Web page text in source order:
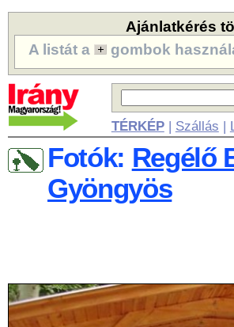
Ajánlatkérés
A listát a
gombok
TÉRKÉP| Szállás |
Fotók: Regélő
Gyöngyös